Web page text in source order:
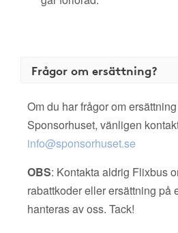
Frågor om ersättning?
Om du har frågor om
Sponsorhuset, vänligen
info@sponsorhuset.se
OBS: Kontakta aldrig Flixbus
rabattkoder eller ersättning på
hanteras av oss. Tack!